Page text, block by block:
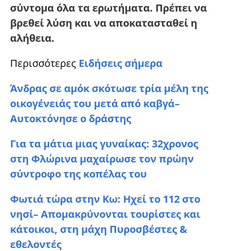
σύντομα όλα τα ερωτήματα. Πρέπει να
βρεθεί λύση και να αποκατασταθεί η
αλήθεια.
Περισσότερες Ειδήσεις σήμερα
Άνδρας σε αμόκ σκότωσε τρία μέλη της
οικογένειάς του μετά από καβγά–
Αυτοκτόνησε ο δράστης
Για τα μάτια μιας γυναίκας: 32χρονος
στη Φλώρινα μαχαίρωσε τον πρώην
σύντροφο της κοπέλας του
Φωτιά τώρα στην Κω: Ηχεί το 112 στο
νησί– Απομακρύνονται τουρίστες και
κάτοικοι, στη μάχη Πυροσβέστες &
εθελοντές